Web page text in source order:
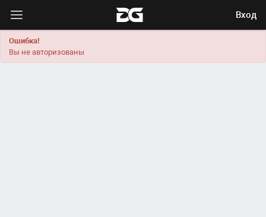
Вход
Ошибка!
Вы не авторизованы